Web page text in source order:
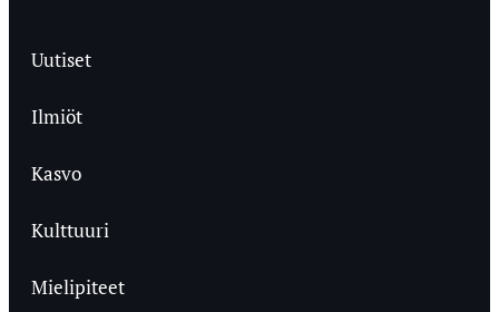
Uutiset
Ilmiöt
Kasvo
Kulttuuri
Mielipiteet